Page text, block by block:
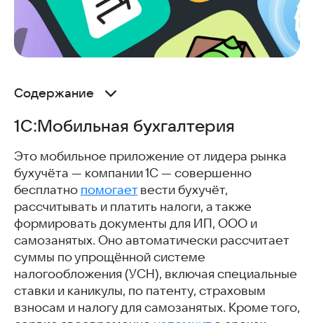
Содержание
Контур.Диадок
Бюджет, учет расходов, доходов
Моя зарплата – Учет доходов
Скачать приложения для бухгалтеров
Часто задаваемые вопросы
Интересные статьи
1С:Мобильная бухгалтерия
Это мобильное приложение от лидера рынка
бухучёта — компании 1С — совершенно
бесплатно помогаетвести бухучёт,
рассчитывать и платить налоги, а также
формировать документы для ИП, ООО и
самозанятых. Оно автоматически рассчитает
суммы по упрощённой системе
налогообложения (УСН), включая специальные
ставки и каникулы, по патенту, страховым
взносам и налогу для самозанятых. Кроме того,